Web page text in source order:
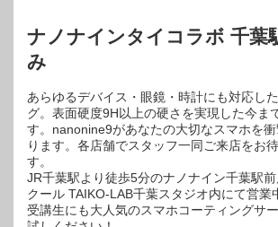
ナノナインタイコラボ 千葉
み
あらゆるデバイス・眼鏡・時計にも対応し
グ。表面硬度9H以上の硬さを実現した今ま
す。nanonine9があなたの大切なスマホを
ります。各店舗でスタッフ一同ご来店をお
す。
JR千葉駅より徒歩5分のナノナイン千葉駅
クール TAIKO-LAB千葉スタジオ内にて営業
受講生にも大人気のスマホコーティングサ